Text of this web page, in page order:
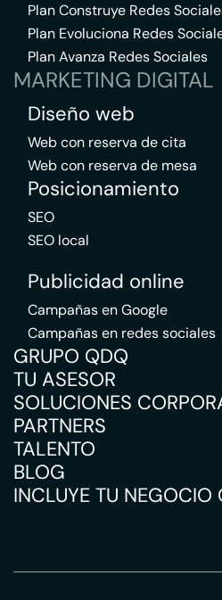
Plan Construye Redes
Plan Evoluciona Redes
Plan Avanza Redes Sociales
MARKETING DIGITAL
Diseño web
Web con reserva de cita
Web con reserva de mesa
Posicionamiento
SEO
SEO local
Publicidad online
Campañas en Google
Campañas en redes sociales
GRUPO QDQ
TU ASESOR
SOLUCIONES
PARTNERS
TALENTO
BLOG
INCLUYE TU NEGOCIO